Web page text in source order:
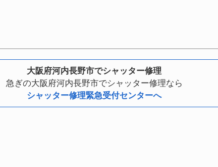
大阪府河内長野市でシャッター修理
急ぎの大阪府河内長野市でシャッター修理なら
シャッター修理緊急受付センターへ